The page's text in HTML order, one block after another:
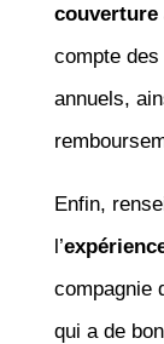
couverture
compte
annuels,
Enfin,
l’
compagnie
qui a de